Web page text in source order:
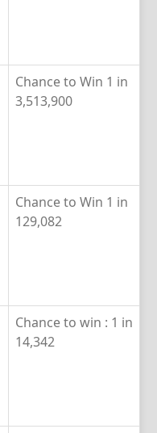
Chance to Win 1 in
3,513,900
Chance to Win 1 in
129,082
Chance to win : 1 in
14,342